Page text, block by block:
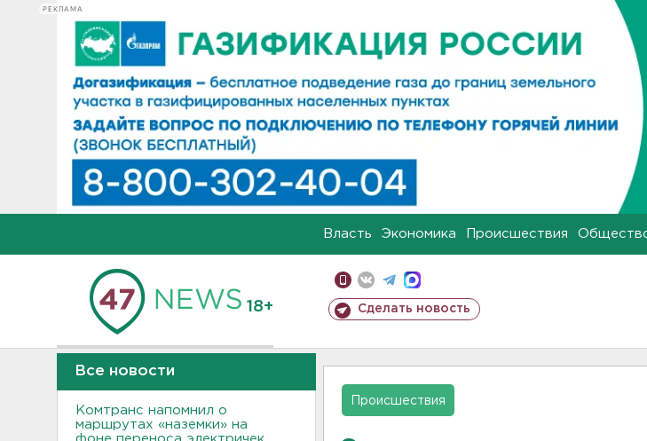
РЕКЛАМА
Власть Экономика Происшествия
18+ Сделать новость
Все новости
Комтранс напомнил о
маршрутах «наземки» на
фоне переноса электричек
Происшествия